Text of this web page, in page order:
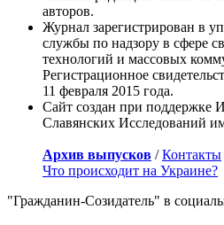
авторов.
Журнал зарегистрирован в
службы по надзору в сфере
технологий и массовых
Регистрационное
11 февраля 2015 года.
Сайт создан при поддержке
Славянских Исследований
Архив выпусков /Контакты
Что происходит на Украине?
"Гражданин-Созидатель" в